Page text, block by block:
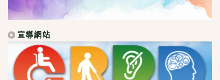
宣導網站